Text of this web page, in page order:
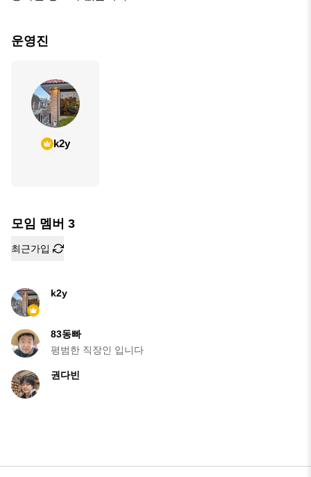
운영진
k2y
모임 멤버 3
최근가입
k2y
83동빠
평범한 직장인 입니다
권다빈